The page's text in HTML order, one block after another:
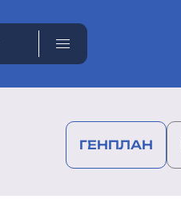
ГЕНПЛАН